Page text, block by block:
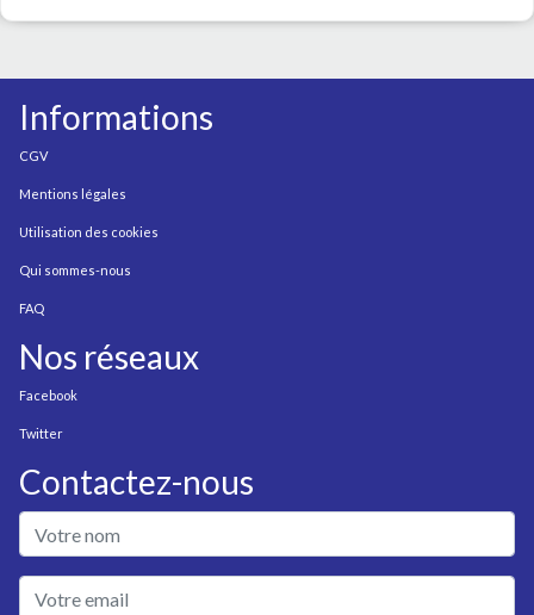
Informations
CGV
Mentions légales
Utilisation des cookies
Qui sommes-nous
FAQ
Nos réseaux
Facebook
Twitter
Contactez-nous